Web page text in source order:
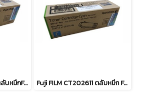
Fuji FILM CT202612 ตลับหมึกFor DocuPrint CP315dw/ CM315z หมึกพิมพ์เลเซอร์โทนเนอร์สีแดง รับประกันศูนย์บริการของแท้แน่นอน Fuji FILM CT202611 ตลับหมึก For DocuPrint CP315dw/ CM315z หมึกพิมพ์เลเซอร์โทนเนอร์สีฟ้า รับประกันศูนย์บริการของแท้แน่นอน